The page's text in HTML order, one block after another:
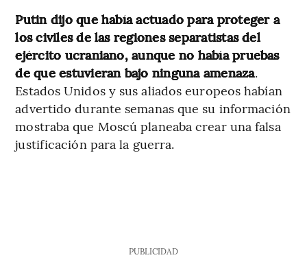
Putin dijo que había actuado para proteger a
los civiles de las regiones separatistas del
ejército ucraniano, aunque no había pruebas
de que estuvieran bajo ninguna amenaza.
Estados Unidos y sus aliados europeos habían
advertido durante semanas que su información
mostraba que Moscú planeaba crear una falsa
justificación para la guerra.
PUBLICIDAD